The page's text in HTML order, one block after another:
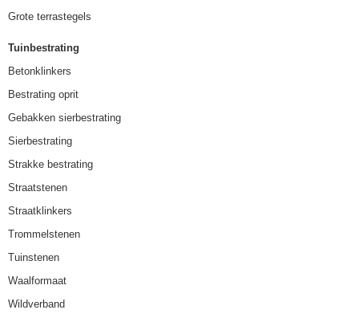
Grote terrastegels
Tuinbestrating
Betonklinkers
Bestrating oprit
Gebakken sierbestrating
Sierbestrating
Strakke bestrating
Straatstenen
Straatklinkers
Trommelstenen
Tuinstenen
Waalformaat
Wildverband